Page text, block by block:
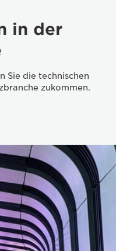
in der
Sie die technischen
zukommen.